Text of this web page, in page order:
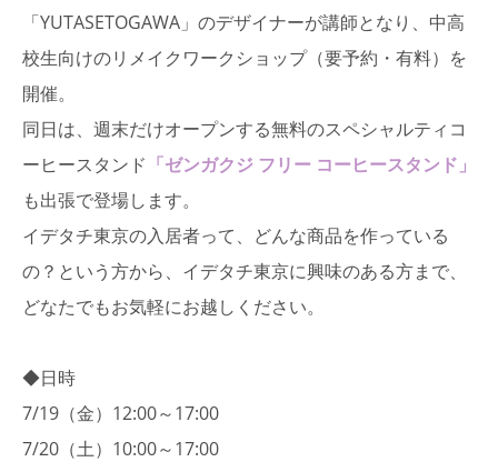
「YUTASETOGAWA」のデザイナーが講師となり、中高
校生向けのリメイクワークショップ（要予約・有料）を
開催。
同日は、週末だけオープンする無料のスペシャルティコ
ーヒースタンド 「ゼンガクジ フリー コーヒースタンド」
も出張で登場します。
イデタチ東京の入居者って、どんな商品を作っている
の？という方から、イデタチ東京に興味のある方まで、
どなたでもお気軽にお越しください。
◆日時
7/19（金）12:00～17:00
7/20（土）10:00～17:00